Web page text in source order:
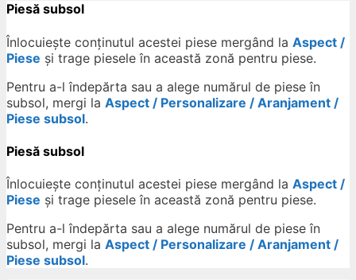
Piesă subsol
Înlocuiește conținutul acestei piese mergând la Aspect /
Piese și trage piesele în această zonă pentru piese.
Pentru a-l îndepărta sau a alege numărul de piese în
subsol, mergi la Aspect / Personalizare / Aranjament /
Piese subsol.
Piesă subsol
Înlocuiește conținutul acestei piese mergând la Aspect /
Piese și trage piesele în această zonă pentru piese.
Pentru a-l îndepărta sau a alege numărul de piese în
subsol, mergi la Aspect / Personalizare / Aranjament /
Piese subsol.